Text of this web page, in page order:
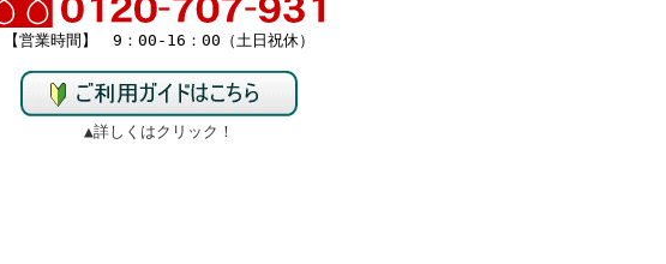
【営業時間】 9：00-16：00（土日祝休）
▲詳しくはクリック！